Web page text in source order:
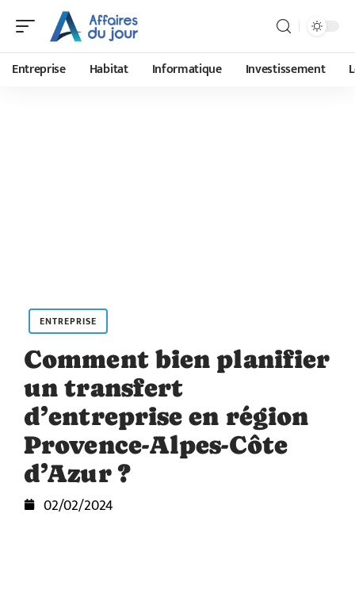
Entreprise Habitat Informatique Investissement
ENTREPRISE
Comment bien planifier
un transfert
d’entreprise en région
Provence-Alpes-Côte
d’Azur ?
02/02/2024